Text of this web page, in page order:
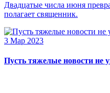
Двадцатые числа июня
полагает священник.
3 Мар 2023
Пусть тяжелые новости не